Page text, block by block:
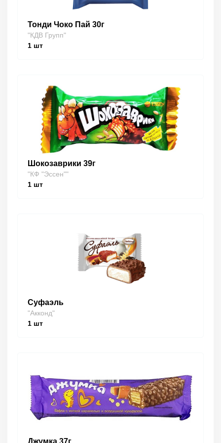
Тонди Чоко Пай 30г
"КДВ Групп"
1 шт
Шокозаврики 39г
"КФ "Эссен""
1 шт
Суфаэль
"Акконд"
1 шт